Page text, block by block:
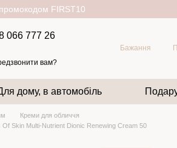
FIRST10
066 777 26
вам?
Бажання
дому, в автомобіль
Креми для обличчя
Skin Multi-Nutrient Dionic Renewing Cream 50